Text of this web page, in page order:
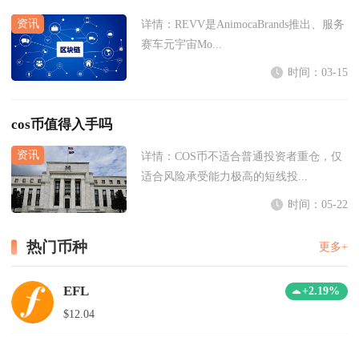
详情： REVV是AnimocaBrands推出、服务
赛车元宇宙Mo...
时间：03-15
cos币值得入手吗
详情： COS币不适合普通投资者重仓，仅
适合风险承受能力极高的短线投...
时间：05-22
热门币种 更多+
EFL
+2.19%
$12.04